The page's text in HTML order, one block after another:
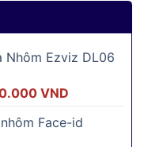
Nhôm Ezviz DL06
VNDGiá
tại
Face-id